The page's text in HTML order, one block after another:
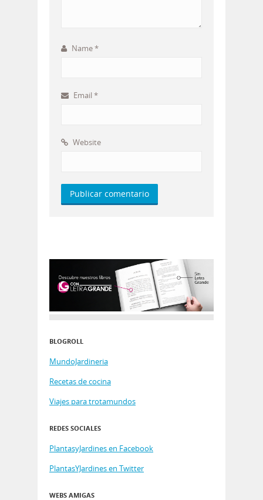
Name*
Email *
Website
BLOGROLL
MundoJardineria
Recetas de cocina
Viajes para trotamundos
REDES SOCIALES
PlantasyJardines en Facebook
PlantasYJardines en Twitter
WEBS AMIGAS